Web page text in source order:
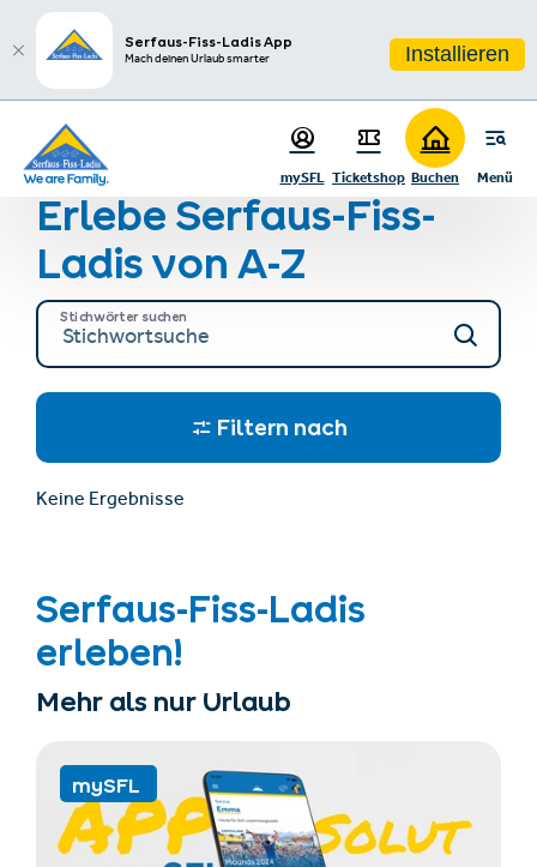
Serfaus-Fiss-Ladis App
Mach deinen Urlaub smarter Installieren
Zum Hauptinhalt springen
Zum Inhaltsverzeichnis springen
Zur Hauptnavigation springen
sr.table-of-contents
Serfaus-Fiss-Ladis erleben!
Menü
mySFL Ticketshop Buchen
Unterkünfte finden
Ticket- &
Gutscheinshop
Startseite Restaurants, Geschäfte & mehr
Erlebe Serfaus-Fiss-
Ladis von A-Z
Stichwörter suchen
Filtern nach
Keine Ergebnisse
Serfaus-Fiss-Ladis
erleben!
Mehr als nur Urlaub
mySFL